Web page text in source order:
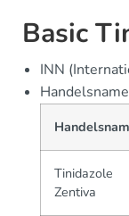
Basic
INN
Tinidazole
Zentiva